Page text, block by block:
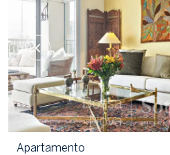
Apartamento